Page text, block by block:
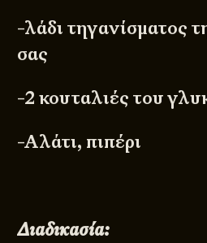
-λάδι τηγανίσματος
σας
-2 κουταλιές του
-Αλάτι, πιπέρι
Διαδικασία: